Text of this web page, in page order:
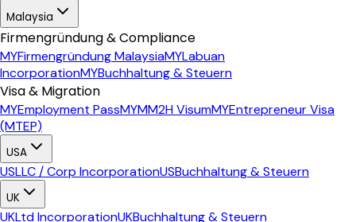
Malaysia
Firmengründung & Compliance
MYFirmengründung MalaysiaMYLabuan
IncorporationMYBuchhaltung & Steuern
Visa & Migration
MYEmployment PassMYMM2H VisumMYEntrepreneur Visa
(MTEP)
USA
USLLC / Corp IncorporationUSBuchhaltung & Steuern
UK
UKLtd IncorporationUKBuchhaltung & Steuern